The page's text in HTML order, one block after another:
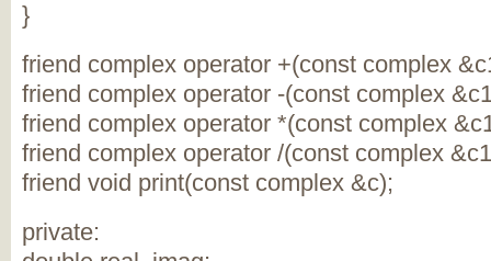
}
friend complex operator +(const complex
friend complex operator -(const complex
friend complex operator *(const complex
friend complex operator /(const complex
friend void print(const complex &c);
private: